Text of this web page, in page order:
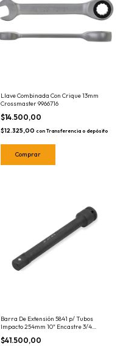
Llave Combinada Con Crique 13mm
Crossmaster 9966716
$14.500,00
$12.325,00 con Transferencia o depósito
Barra De Extensión 5841 p/ Tubos
Impacto 254mm 10" Encastre 3/4
Bremen
$41.500,00